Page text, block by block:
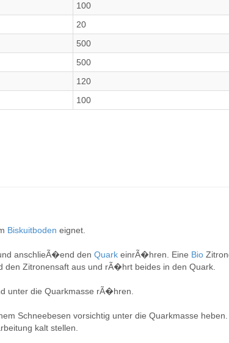
100
20
500
500
120
100
Biskuitboden eignet.
anschlieÃ�end den Quark einrÃ�hren. Eine Bio
Zitronensaft aus und rÃ�hrt beides in den Quark.
unter die Quarkmasse rÃ�hren.
Schneebesen vorsichtig unter die Quarkmasse
kalt stellen.